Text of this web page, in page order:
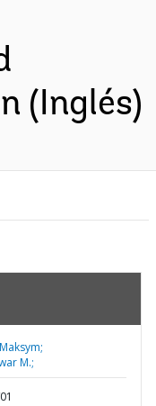
(Inglés)
M.;